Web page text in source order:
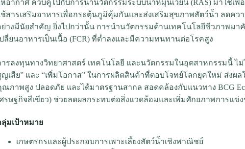
ห้อากาศ ควบคู่ไปกับการนำนวัตกรรมระบบน้ำหมุนเวียน (RAS) มาใช้เ
สารเสริมอาหารเพื่อกระตุ้นภูมิคุ้มกันและส่งเสริมสุขภาพสัตว์น้ำ ลดคว
ย่างมีนัยสำคัญ ยิ่งไปกว่านั้น การนำนวัตกรรมด้านเทคโนโลยีชีวภาพมา
ปลี่ยนอาหารเป็นเนื้อ (FCR) ที่ต่ำลงและมีความทนทานต่อโรคสูง
ารลงทุนทางวิทยาศาสตร์ เทคโนโลยี และนวัตกรรมในอุตสาหกรรมนี้ ไ
ญเสีย” และ “เพิ่มโอกาส” ในการผลิตสินค้าที่ตอบโจทย์โลกยุคใหม่ ส่งผ
ณภาพสูง ปลอดภัย และได้มาตรฐานสากล สอดคล้องกับแนวทาง BCG
ศรษฐกิจสีเขียว) ช่วยลดผลกระทบต่อสิ่งแวดล้อมและเพิ่มศักยภาพการแข่
ลุ่มเป้าหมาย
เกษตรกรและผู้ประกอบการเพาะเลี้ยงสัตว์น้ำเชิงพาณิชย์